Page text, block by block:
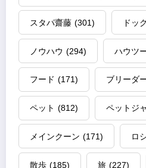
スタパ齋藤 (301) ドッ
ノウハウ (294) ハウツ
フード (171) ブリーダ
ペット (812) ペットジ
メインクーン (171) ロ
散歩 (185) 旅 (227)